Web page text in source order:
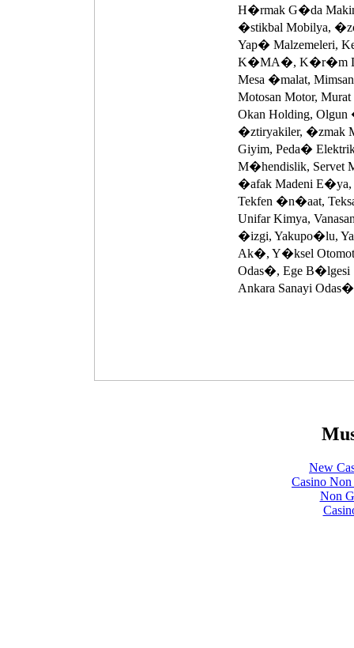
H�rmak G�da
�stikbal Mobilya,
Yap� Malzemeleri,
K�MA�, K�r�m
Mesa �malat,
Motosan Motor,
Okan Holding,
�ztiryakiler, �zmak
Giyim, Peda�
M�hendislik, Servet
�afak Madeni
Tekfen �n�aat,
Unifar Kimya,
�izgi, Yakupo�lu,
Ak�, Y�ksel
Odas�, Ege
Ankara Sanayi
New
Casino Non
Non